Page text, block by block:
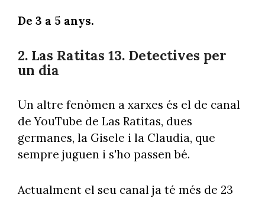
De 3 a 5 anys.
2. Las Ratitas 13. Detectives per
un dia
Un altre fenòmen a xarxes és el de canal
de YouTube de Las Ratitas, dues
germanes, la Gisele i la Claudia, que
sempre juguen i s'ho passen bé.
Actualment el seu canal ja té més de 23